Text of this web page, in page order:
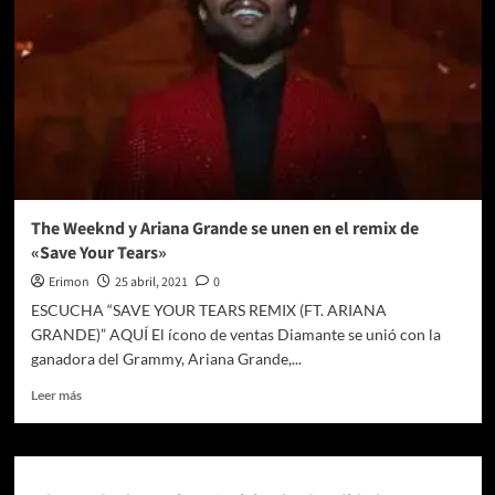
The Weeknd y Ariana Grande se unen en el remix de
«Save Your Tears»
Erimon 25 abril, 2021
0
ESCUCHA “SAVE YOUR TEARS REMIX (FT. ARIANA
GRANDE)” AQUÍ El ícono de ventas Diamante se unió con la
ganadora del Grammy, Ariana Grande,...
Leer másLeer
The